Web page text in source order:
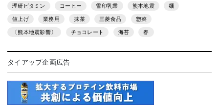
理研ビタミン コーヒー 雪印乳業 熊本地震 麺
値上げ 業務用 抹茶 三菱食品 惣菜
〔熊本地震影響〕 チョコレート 海苔 春
タイアップ企画広告